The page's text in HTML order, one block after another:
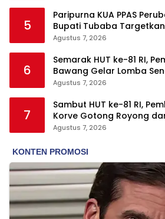
5
Paripurna KUA PPAS
Bupati Tubaba
Daerah Rp820,3 Miliar
Agustus 7, 2026
6
Semarak HUT ke-81 RI,
Bawang Gelar Lomba
Agustus 7, 2026
7
Sambut HUT ke-81 RI,
Korve Gotong Royong
Serentak
Agustus 7, 2026